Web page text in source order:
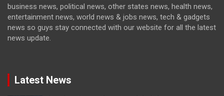
business news, political news, other states news, health news,
entertainment news, world news & jobs news, tech & gadgets
news so guys stay connected with our website for all the latest
news update.
Latest News